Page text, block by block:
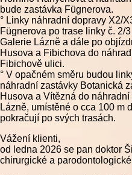
bude zastávka Fügnerova.
° Linky náhradní dopravy X2/
Fügnerova po trase linky č. 2/
Galerie Lázně a dále po
Husova a Fibichova do
Fibichově ulici.
° V opačném směru budou
náhradní zastávky Botanická
Husova a Vítězná do
Lázně, umístěné o cca 100 m
pokračují po svých trasách.
Vážení klienti,
od ledna 2026 se pan doktor
chirurgické a